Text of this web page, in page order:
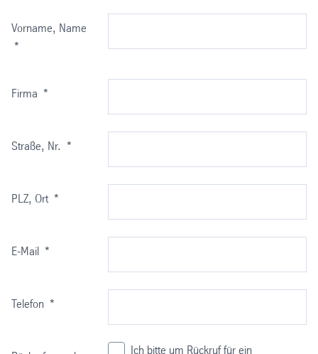
Vorname, Name
*
Firma *
Straße, Nr. *
PLZ, Ort *
E-Mail *
Telefon *
Ich bitte um Rückruf für ein